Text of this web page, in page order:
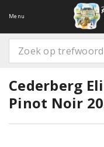
Menu
Cederberg
Pinot Noir